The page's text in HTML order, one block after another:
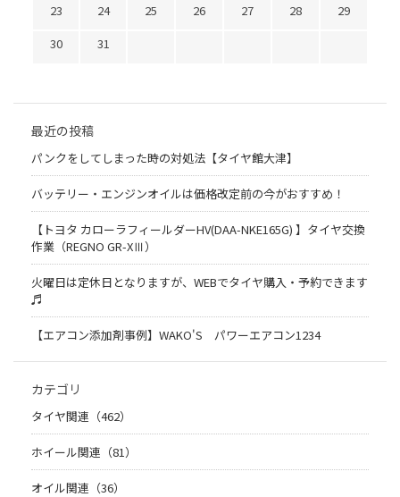
23
24 25 26 27 28
29
30
31
最近の投稿
パンクをしてしまった時の対処法【タイヤ館大津】
バッテリー・エンジンオイルは価格改定前の今がおすすめ！
【トヨタ カローラフィールダーHV(DAA-NKE165G) 】タイヤ交換
作業（REGNO GR-XⅢ）
火曜日は定休日となりますが、WEBでタイヤ購入・予約できます
♬
【エアコン添加剤事例】WAKO'S パワーエアコン1234
カテゴリ
タイヤ関連（462）
ホイール関連（81）
オイル関連（36）